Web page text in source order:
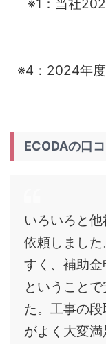
※1：当社
※4：2024年度
ECODAの口コ
いろいろと
依頼しまし
すく、補助
ということ
た。工事の
がよく大変満